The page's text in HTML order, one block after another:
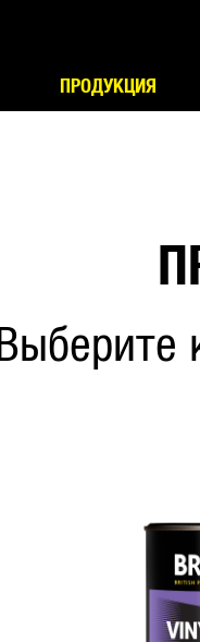
ПРОДУКЦИЯ
Выберите